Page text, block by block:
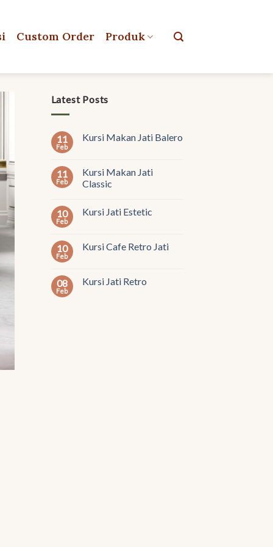
Custom Order Produk
Latest Posts
11
Feb
Kursi Makan Jati Balero
11
Feb
Kursi Makan Jati
Classic
10
Feb
Kursi Jati Estetic
10
Feb
Kursi Cafe Retro Jati
08
Feb
Kursi Jati Retro